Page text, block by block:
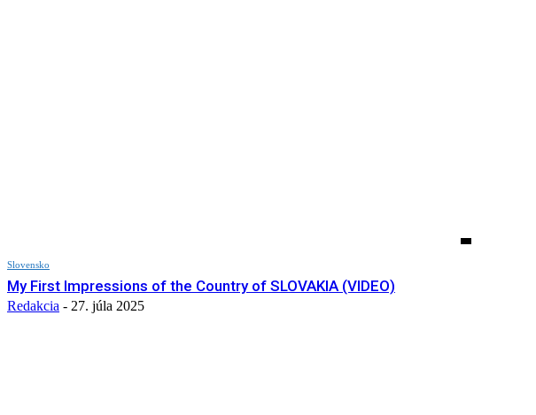
Slovensko
My First Impressions of the Country of SLOVAKIA (VIDEO)
Redakcia - 27. júla 2025